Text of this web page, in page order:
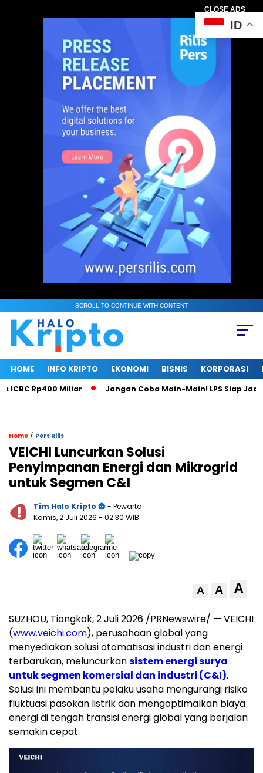
CLOSE ADS
SCROLL TO CONTINUE WITH CONTENT
HOME INFO KRIPTO EKONOMI BISNIS KORPORASI
Rp400 Miliar Jangan Coba Main-Main! LPS Siap Jadi
Home / Pers Rilis
VEICHI Luncurkan Solusi
Penyimpanan Energi dan Mikrogrid
untuk Segmen C&I
Tim Halo Kripto
- Pewarta
Kamis, 2 Juli 2026 - 02:30 WIB
A A A
SUZHOU, Tiongkok, 2 Juli 2026 /PRNewswire/ — VEICHI
(www.veichi.com), perusahaan global yang
menyediakan solusi otomatisasi industri dan energi
terbarukan, meluncurkansistem energi surya
untuk segmen komersial dan industri (C&I).
Solusi ini membantu pelaku usaha mengurangi risiko
fluktuasi pasokan listrik dan mengoptimalkan biaya
energi di tengah transisi energi global yang berjalan
semakin cepat.
ID